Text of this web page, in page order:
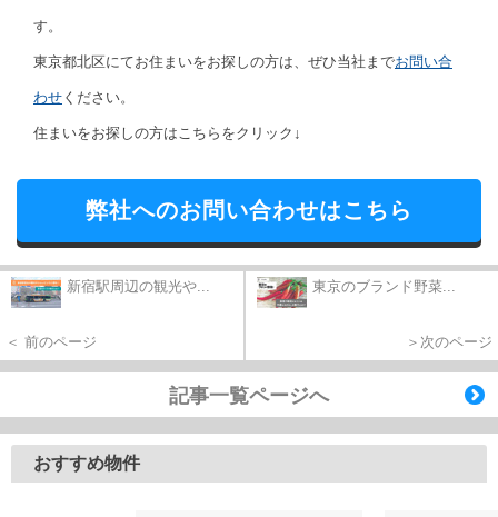
す。
東京都北区にてお住まいをお探しの方は、ぜひ当社までお問い合
わせ ください。
住まいをお探しの方はこちらをクリック↓
弊社へのお問い合わせはこちら
新宿駅周辺の観光や...
＜ 前のページ
東京のブランド野菜...
＞次のページ
記事一覧ページへ
おすすめ物件